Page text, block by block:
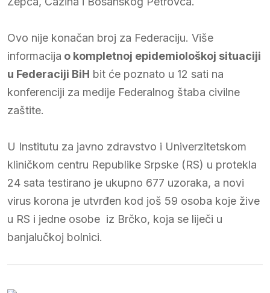
Ovo nije konačan broj za Federaciju. Više
informacija o kompletnoj epidemiološkoj situaciji
u Federaciji BiH bit će poznato u 12 sati na
konferenciji za medije Federalnog štaba civilne
zaštite.
U Institutu za javno zdravstvo i Univerzitetskom
kliničkom centru Republike Srpske (RS) u protekla
24 sata testirano je ukupno 677 uzoraka, a novi
virus korona je utvrđen kod još 59 osoba koje žive
u RS i jedne osobe iz Brčko, koja se liječi u
banjalučkoj bolnici.